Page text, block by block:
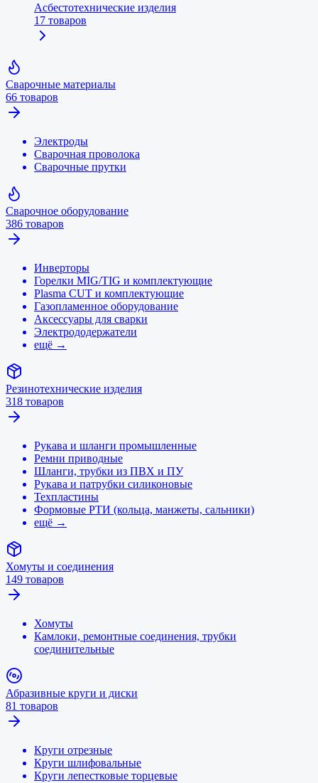
Асбестотехнические изделия
17 товаров
Сварочные материалы
66 товаров
Электроды
Сварочная проволока
Сварочные прутки
Сварочное оборудование
386 товаров
Инверторы
Горелки MIG/TIG и комплектующие
Plasma CUT и комплектующие
Газопламенное оборудование
Аксессуары для сварки
Электрододержатели
ещё →
Резинотехнические изделия
318 товаров
Рукава и шланги промышленные
Ремни приводные
Шланги, трубки из ПВХ и ПУ
Рукава и патрубки силиконовые
Техпластины
Формовые РТИ (кольца, манжеты, сальники)
ещё →
Хомуты и соединения
149 товаров
Хомуты
Камлоки, ремонтные соединения, трубки
соединительные
Абразивные круги и диски
81 товаров
Круги отрезные
Круги шлифовальные
Круги лепестковые торцевые